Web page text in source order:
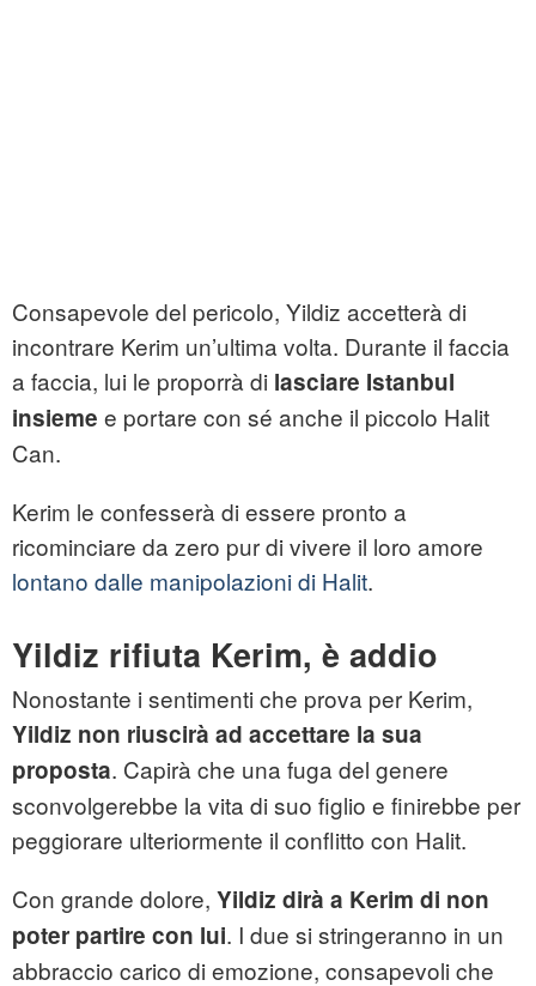
Consapevole del pericolo, Yildiz accetterà di
incontrare Kerim un’ultima volta. Durante il faccia
a faccia, lui le proporrà di lasciare Istanbul
insieme e portare con sé anche il piccolo Halit
Can.
Kerim le confesserà di essere pronto a
ricominciare da zero pur di vivere il loro amore
lontano dalle manipolazioni di Halit.
Yildiz rifiuta Kerim, è addio
Nonostante i sentimenti che prova per Kerim,
Yildiz non riuscirà ad accettare la sua
proposta. Capirà che una fuga del genere
sconvolgerebbe la vita di suo figlio e finirebbe per
peggiorare ulteriormente il conflitto con Halit.
Con grande dolore, Yildiz dirà a Kerim di non
poter partire con lui. I due si stringeranno in un
abbraccio carico di emozione, consapevoli che